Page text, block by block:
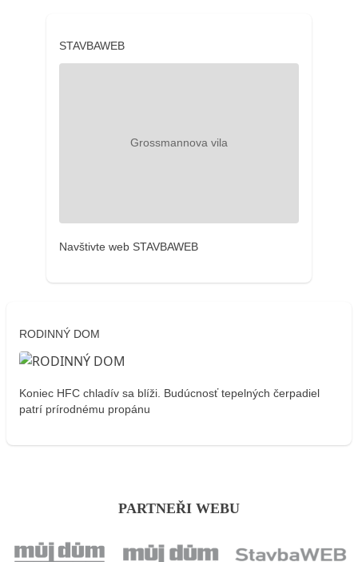
STAVBAWEB
Navštivte web STAVBAWEB
RODINNÝ DOM
Koniec HFC chladív sa blíži. Budúcnosť tepelných čerpadiel
patrí prírodnému propánu
PARTNEŘI WEBU